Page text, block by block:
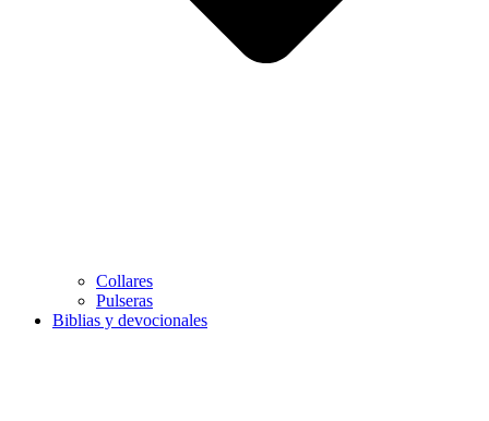
Collares
Pulseras
Biblias y devocionales